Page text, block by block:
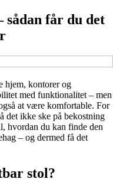
får du det
hjem, kontorer og
med funktionalitet – men
at være komfortable. For
det ikke ske på bekostning
hvordan du kan finde den
– og dermed få det
stol?